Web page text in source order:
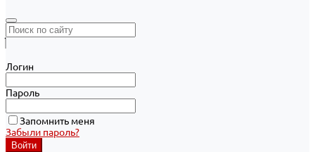
Логин
Пароль
Запомнить меня
Забыли пароль?